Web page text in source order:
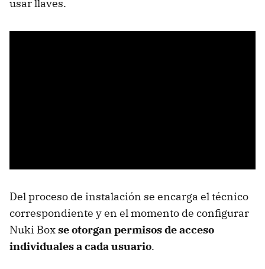
usar llaves.
Del proceso de instalación se encarga el técnico
correspondiente y en el momento de configurar
Nuki Boxse otorgan permisos de acceso
individuales a cada usuario.